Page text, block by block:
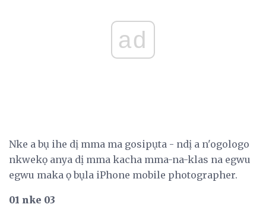
ad
Nke a bụ ihe dị mma ma gosipụta - ndị a n'ogologo
nkwekọ anya dị mma kacha mma-na-klas na egwu
egwu maka ọ bụla iPhone mobile photographer.
01 nke 03